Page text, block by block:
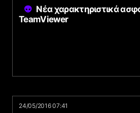
Νέα χαρακτηριστικά
TeamViewer
24/05/2016 07:41